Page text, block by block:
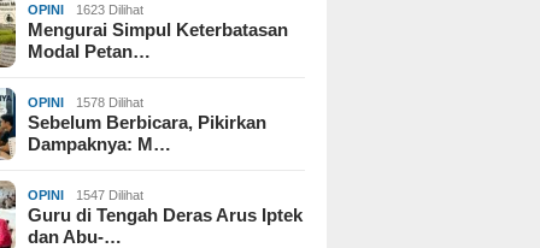
OPINI 1623 Dilihat
Mengurai Simpul Keterbatasan
Modal Petan…
OPINI 1578 Dilihat
Sebelum Berbicara, Pikirkan
Dampaknya: M…
OPINI 1547 Dilihat
Guru di Tengah Deras Arus Iptek
dan Abu-…